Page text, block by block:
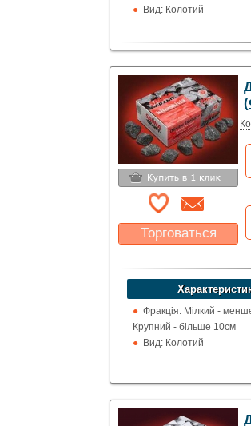
Вид: Колотий
Торговаться
устроит?
Указать цену
Фракція: Мілкий -
Крупний - більше 10см
Вид: Колотий